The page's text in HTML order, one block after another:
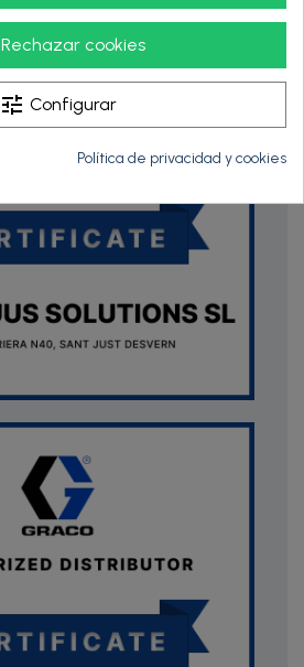
Rechazar cookies
tune Configurar
Política de privacidad y cookies